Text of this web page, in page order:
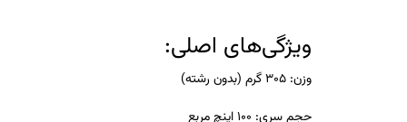
ویژگی‌های اصلی:
وزن:
حجم سری: